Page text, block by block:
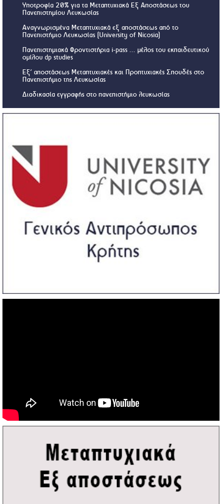
Υποτροφία 20% για τα Μεταπτυχιακά Εξ Αποστάσεως του
Πανεπιστημίου Λευκωσίας
Αναγνωρισμένα Μεταπτυχιακά εξ αποστάσεως από το
Πανεπιστήμιο Λευκωσίας (University of Nicosia)
Πανεπιστημιακά Φροντιστήρια i-pass ... μέλος του εκπαιδευτικού
ομίλου dp studies
Εξ’ αποστάσεως Μεταπτυχιακές και Προπτυχιακές Σπουδές στο
Πανεπιστήμιο της Λευκωσίας
Διαδικασία εγγραφής στο πανεπιστήμιο λευκωσίας